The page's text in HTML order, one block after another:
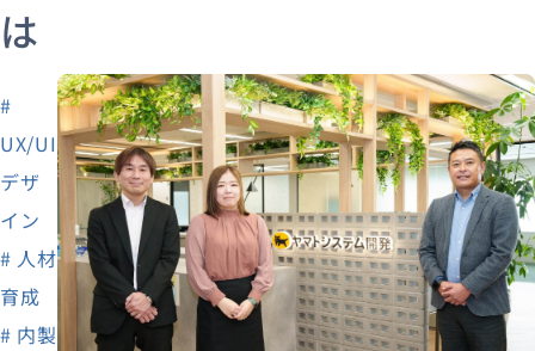
は
#
UX/UI
デザ
イン
# 人材
育成
# 内製